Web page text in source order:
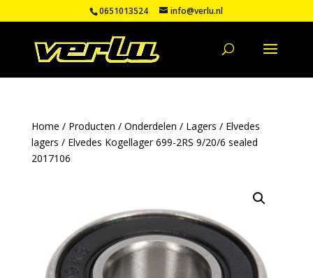
0651013524 info@verlu.nl
Home / Producten / Onderdelen / Lagers / Elvedes
lagers / Elvedes Kogellager 699-2RS 9/20/6 sealed
2017106